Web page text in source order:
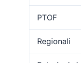
PTOF
Regionali